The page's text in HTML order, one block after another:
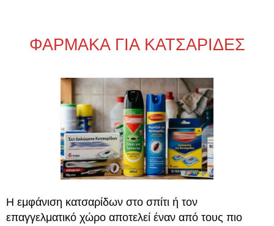
ΦΑΡΜΑΚΑ ΓΙΑ ΚΑΤΣΑΡΙΔΕΣ
Η εμφάνιση κατσαρίδων στο σπίτι ή τον
επαγγελματικό χώρο αποτελεί έναν από τους πιο